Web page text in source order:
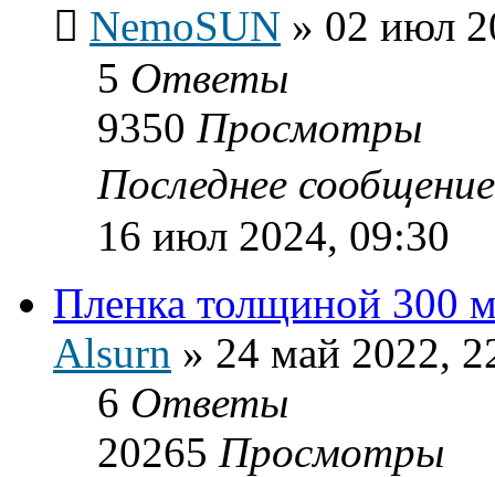
NemoSUN » 02 июл
5 Ответы
9350 Просмотры
Последнее
16 июл 2024, 09:30
Пленка толщиной 300
Alsurn » 24 май 2022,
6 Ответы
20265 Просмотры